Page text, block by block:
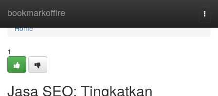
bookmarkoffire
Home
Home
1
Jasa SEO: Tingkatkan